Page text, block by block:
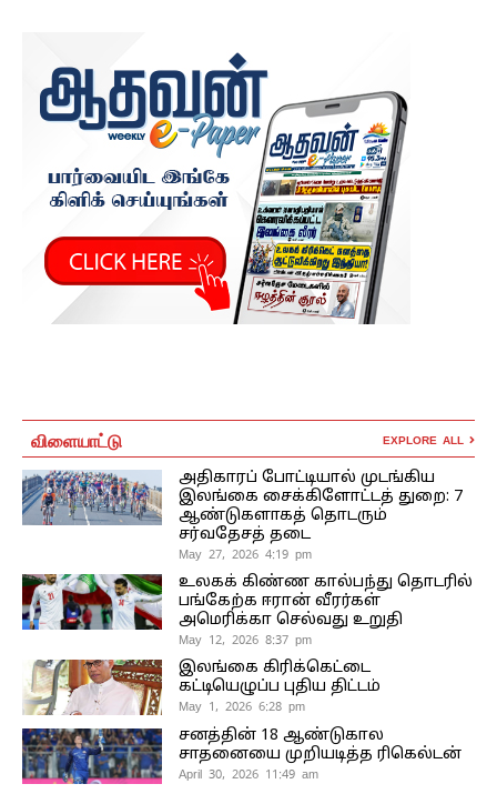
விளையாட்டு EXPLORE ALL
அதிகாரப் போட்டியால் முடங்கிய
இலங்கை சைக்கிளோட்டத் துறை: 7
ஆண்டுகளாகத் தொடரும்
சர்வதேசத் தடை
May 27, 2026 4:19 pm
உலகக் கிண்ண கால்பந்து தொடரில்
பங்கேற்க ஈரான் வீரர்கள்
அமெரிக்கா செல்வது உறுதி
May 12, 2026 8:37 pm
இலங்கை கிரிக்கெட்டை
கட்டியெழுப்ப புதிய திட்டம்
May 1, 2026 6:28 pm
சனத்தின் 18 ஆண்டுகால
சாதனையை முறியடித்த ரிகெல்டன்
April 30, 2026 11:49 am